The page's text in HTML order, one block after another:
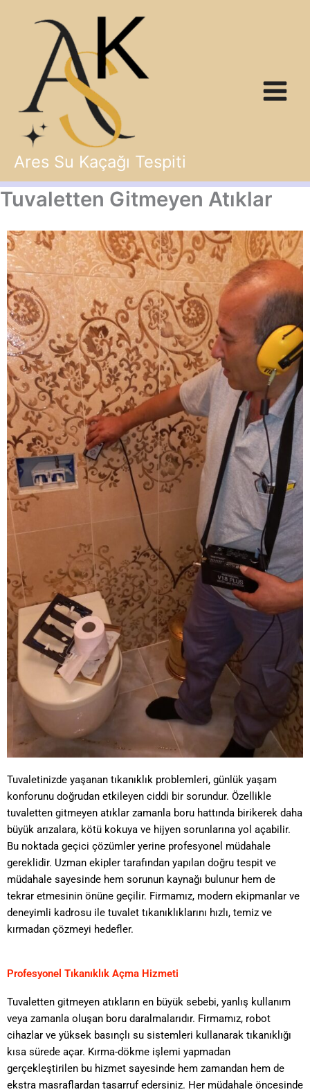
Ares Su Kaçağı Tespiti
Tuvaletten Gitmeyen Atıklar
Tuvaletinizde yaşanan tıkanıklık problemleri, günlük yaşam
konforunu doğrudan etkileyen ciddi bir sorundur. Özellikle
tuvaletten gitmeyen atıklar zamanla boru hattında birikerek daha
büyük arızalara, kötü kokuya ve hijyen sorunlarına yol açabilir.
Bu noktada geçici çözümler yerine profesyonel müdahale
gereklidir. Uzman ekipler tarafından yapılan doğru tespit ve
müdahale sayesinde hem sorunun kaynağı bulunur hem de
tekrar etmesinin önüne geçilir. Firmamız, modern ekipmanlar ve
deneyimli kadrosu ile tuvalet tıkanıklıklarını hızlı, temiz ve
kırmadan çözmeyi hedefler.
Profesyonel Tıkanıklık Açma Hizmeti
Tuvaletten gitmeyen atıkların en büyük sebebi, yanlış kullanım
veya zamanla oluşan boru daralmalarıdır. Firmamız, robot
cihazlar ve yüksek basınçlı su sistemleri kullanarak tıkanıklığı
kısa sürede açar. Kırma-dökme işlemi yapmadan
gerçekleştirilen bu hizmet sayesinde hem zamandan hem de
ekstra masraflardan tasarruf edersiniz. Her müdahale öncesinde